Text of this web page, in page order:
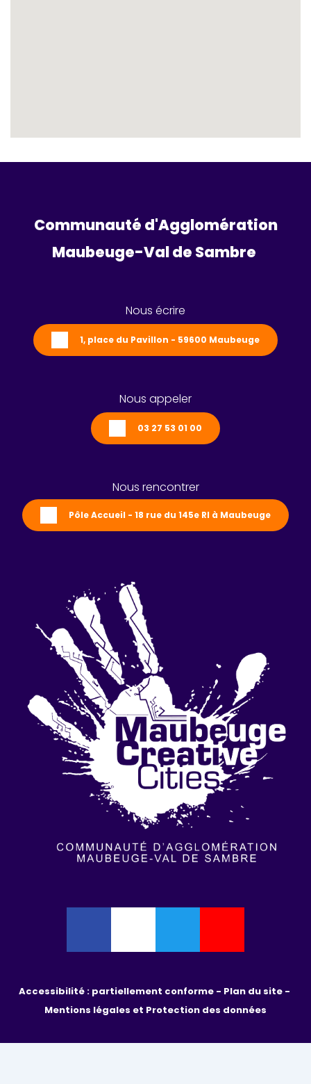
Communauté d'Agglomération
Maubeuge-Val de Sambre
Nous écrire
1, place du Pavillon - 59600 Maubeuge
Nous appeler
03 27 53 01 00
Nous rencontrer
Pôle Accueil - 18 rue du 145e RI à Maubeuge
Accessibilité : partiellement conforme -
Mentions légales et Protection des données